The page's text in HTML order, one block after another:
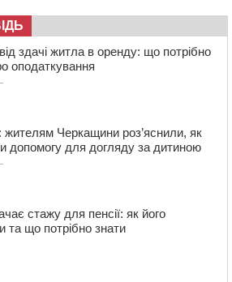
видворили з країни грузина,
у колонії
здачі житла в оренду: що потрібно
оподаткування
жителям Черкащини роз’яснили, як
допомогу для догляду за дитиною
стажу для пенсії: як його
та що потрібно знати